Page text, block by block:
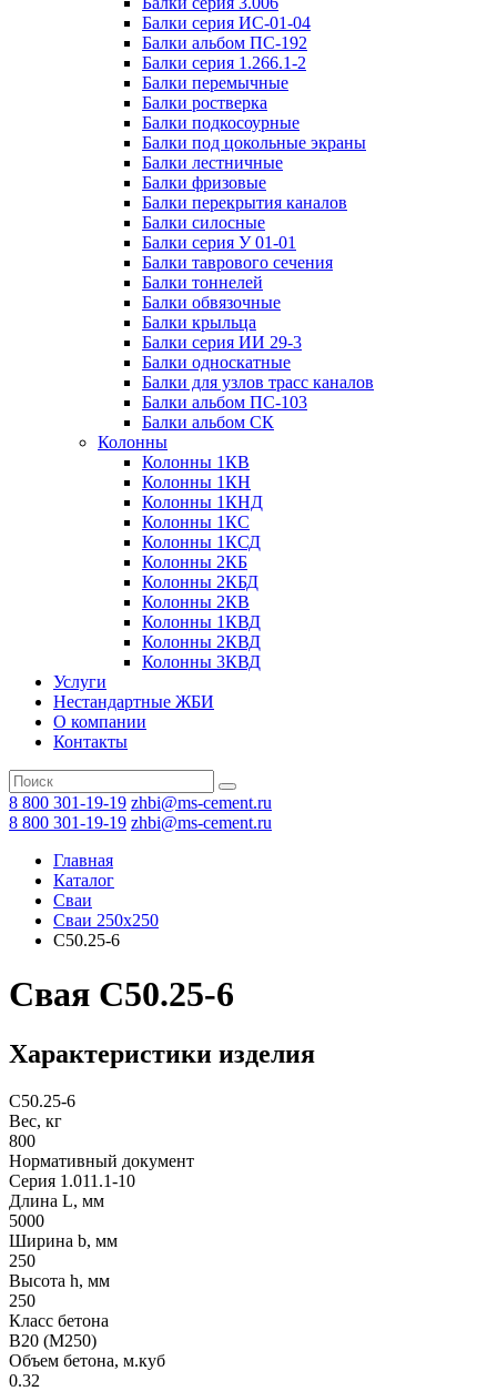
Балки серия ИС-01-04
Балки альбом ПС-192
Балки серия 1.266.1-2
Балки перемычные
Балки ростверка
Балки подкосоурные
Балки под цокольные экраны
Балки лестничные
Балки фризовые
Балки перекрытия каналов
Балки силосные
Балки серия У 01-01
Балки таврового сечения
Балки тоннелей
Балки обвязочные
Балки крыльца
Балки серия ИИ 29-3
Балки односкатные
Балки для узлов трасс каналов
Балки альбом ПС-103
Балки альбом СК
Колонны
Колонны 1КВ
Колонны 1КН
Колонны 1КНД
Колонны 1КС
Колонны 1КСД
Колонны 2КБ
Колонны 2КБД
Колонны 2КВ
Колонны 1КВД
Колонны 2КВД
Колонны 3КВД
Услуги
Нестандартные ЖБИ
О компании
Контакты
8 800 301-19-19 zhbi@ms-cement.ru
8 800 301-19-19 zhbi@ms-cement.ru
Главная
Каталог
Сваи
Сваи 250х250
С50.25-6
Свая С50.25-6
Характеристики изделия
С50.25-6
Вес, кг
800
Нормативный документ
Серия 1.011.1-10
Длина L, мм
5000
Ширина b, мм
250
Высота h, мм
250
Класс бетона
B20 (М250)
Объем бетона, м.куб
0.32